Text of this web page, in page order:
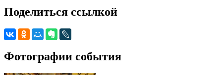
Поделиться ссылкой
Фотографии события